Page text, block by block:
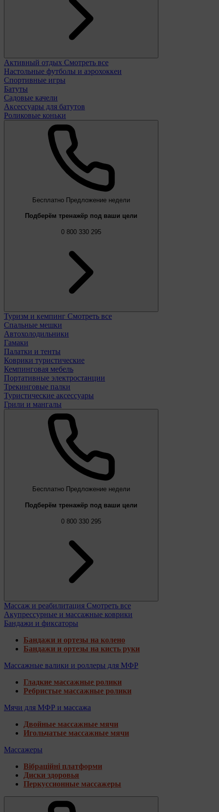
Активный отдых Смотреть все
Настольные футболы и аэрохоккеи
Спортивные игры
Батуты
Садовые качели
Аксессуары для батутов
Роликовые коньки
Бесплатно Предложение недели
Подберём тренажёр под ваши цели
0 800 330 295
Туризм и кемпинг Смотреть все
Спальные мешки
Автохолодильники
Гамаки
Палатки и тенты
Коврики туристические
Кемпинговая мебель
Портативные электростанции
Трекинговые палки
Туристические аксессуары
Грили и мангалы
Бесплатно Предложение недели
Подберём тренажёр под ваши цели
0 800 330 295
Массаж и реабилитация Смотреть все
Акупрессурные и массажные коврики
Бандажи и фиксаторы
Бандажи и ортезы на колено
Бандажи и ортезы на кисть руки
Массажные валики и роллеры для МФР
Гладкие массажные ролики
Ребристые массажные ролики
Мячи для МФР и массажа
Двойные массажные мячи
Игольчатые массажные мячи
Массажеры
Вібраційні платформи
Диски здоровья
Перкуссионные массажеры